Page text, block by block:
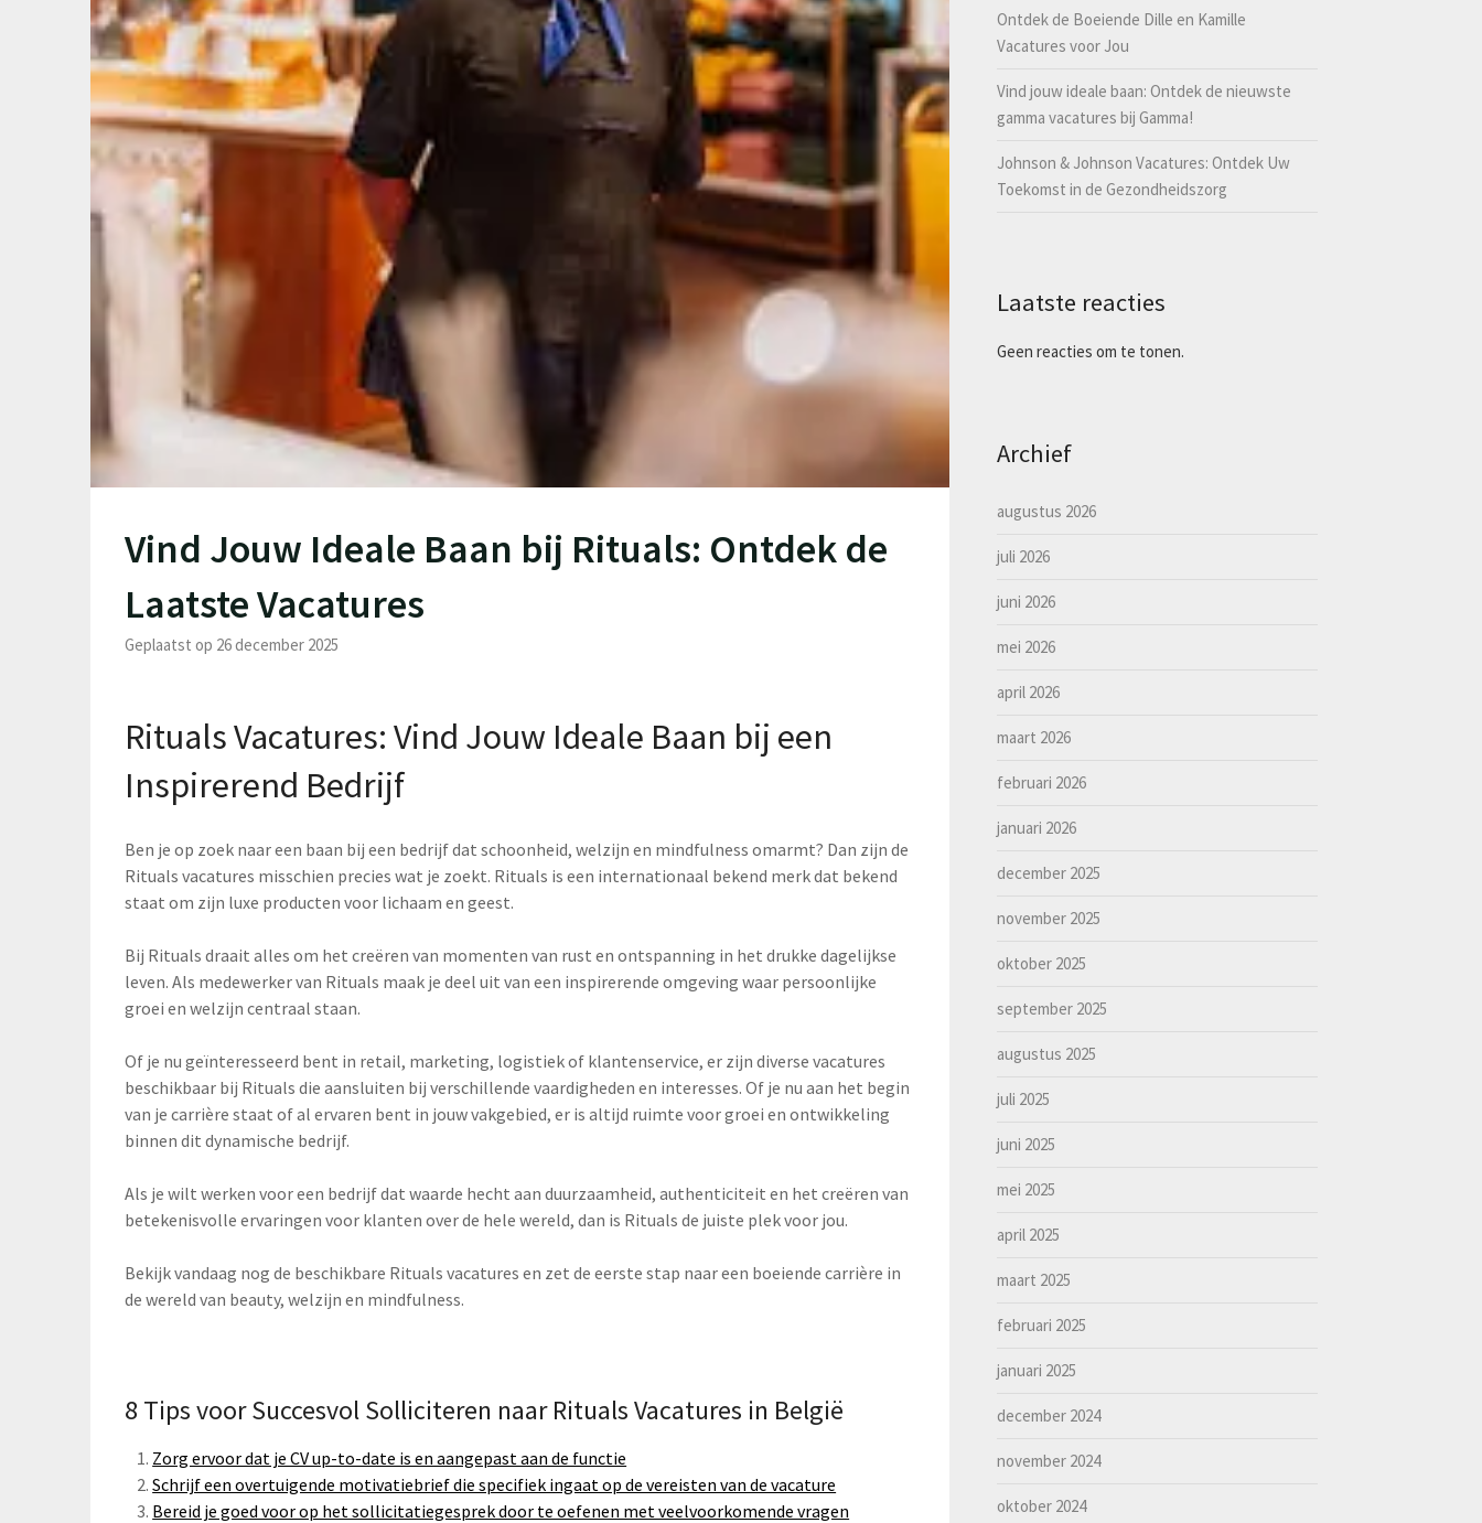
Vind Jouw Ideale Baan bij Rituals: Ontdek de
Laatste Vacatures
Geplaatst op 26 december 2025
Rituals Vacatures: Vind Jouw Ideale Baan bij een
Inspirerend Bedrijf
Ben je op zoek naar een baan bij een bedrijf dat schoonheid, welzijn en mindfulness omarmt? Dan zijn de
Rituals vacatures misschien precies wat je zoekt. Rituals is een internationaal bekend merk dat bekend
staat om zijn luxe producten voor lichaam en geest.
Bij Rituals draait alles om het creëren van momenten van rust en ontspanning in het drukke dagelijkse
leven. Als medewerker van Rituals maak je deel uit van een inspirerende omgeving waar persoonlijke
groei en welzijn centraal staan.
Of je nu geïnteresseerd bent in retail, marketing, logistiek of klantenservice, er zijn diverse vacatures
beschikbaar bij Rituals die aansluiten bij verschillende vaardigheden en interesses. Of je nu aan het begin
van je carrière staat of al ervaren bent in jouw vakgebied, er is altijd ruimte voor groei en ontwikkeling
binnen dit dynamische bedrijf.
Als je wilt werken voor een bedrijf dat waarde hecht aan duurzaamheid, authenticiteit en het creëren van
betekenisvolle ervaringen voor klanten over de hele wereld, dan is Rituals de juiste plek voor jou.
Bekijk vandaag nog de beschikbare Rituals vacatures en zet de eerste stap naar een boeiende carrière in
de wereld van beauty, welzijn en mindfulness.
8 Tips voor Succesvol Solliciteren naar Rituals Vacatures in België
Zorg ervoor dat je CV up-to-date is en aangepast aan de functie
Schrijf een overtuigende motivatiebrief die specifiek ingaat op de vereisten van de vacature
Bereid je goed voor op het sollicitatiegesprek door te oefenen met veelvoorkomende vragen
Ontdek de Boeiende Dille en Kamille
Vacatures voor Jou
Vind jouw ideale baan: Ontdek de nieuwste
gamma vacatures bij Gamma!
Johnson & Johnson Vacatures: Ontdek Uw
Toekomst in de Gezondheidszorg
Laatste reacties
Geen reacties om te tonen.
Archief
augustus 2026
juli 2026
juni 2026
mei 2026
april 2026
maart 2026
februari 2026
januari 2026
december 2025
november 2025
oktober 2025
september 2025
augustus 2025
juli 2025
juni 2025
mei 2025
april 2025
maart 2025
februari 2025
januari 2025
december 2024
november 2024
oktober 2024